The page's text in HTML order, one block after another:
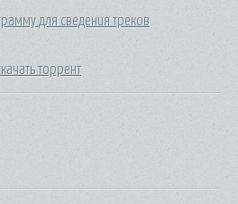
для сведения треков
торрент